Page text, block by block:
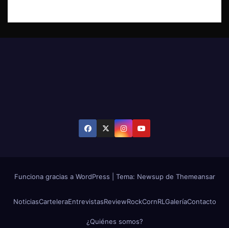
Funciona gracias a WordPress Tema: Newsup de Themeansar
NoticiasCarteleraEntrevistasReviewRockCornRL GaleríaContacto
¿Quiénes somos?